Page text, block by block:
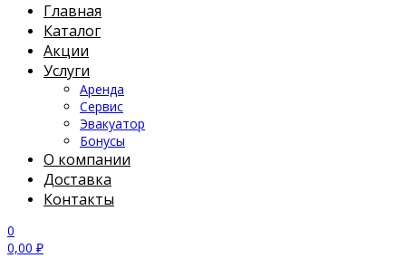
Главная
Каталог
Акции
Услуги
Аренда
Сервис
Эвакуатор
Бонусы
О компании
Доставка
Контакты
0
0,00 ₽